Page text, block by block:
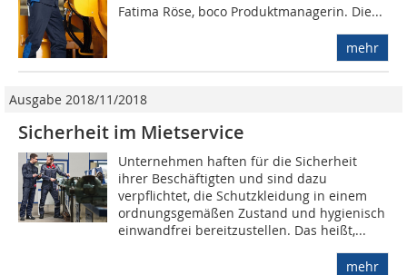
Fatima Röse, boco Produktmanagerin. Die...
mehr
Ausgabe 2018/11/2018
Sicherheit im Mietservice
Unternehmen haften für die Sicherheit
ihrer Beschäftigten und sind dazu
verpflichtet, die Schutzkleidung in einem
ordnungsgemäßen Zustand und hygienisch
einwandfrei bereitzustellen. Das heißt,...
mehr